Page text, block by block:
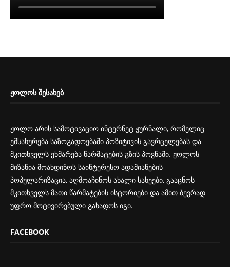
ᲟᲝᲚᲝᲡ ᲨᲔᲡᲐᲮᲔᲑ
ჟოლო არის სამოტივაციო ინტერნეტ ჟურნალი, რომელიც
ემსახურება საზოგადოებაში პოზიტივის გავრცელებას და
მკითხველს ეხმარება წარმატების გზის პოვნაში. ჟოლოს
მიზანია მოახდინოს საინტერესო ადამიანების
პოპულარიზაცია, აღმოაჩინოს ახალი სახეები, გააცნოს
მკითხველს მათი წარმატების ისტორიები და ამით ბევრად
უფრო მოტივირებული გახადოს იგი.
FACEBOOK